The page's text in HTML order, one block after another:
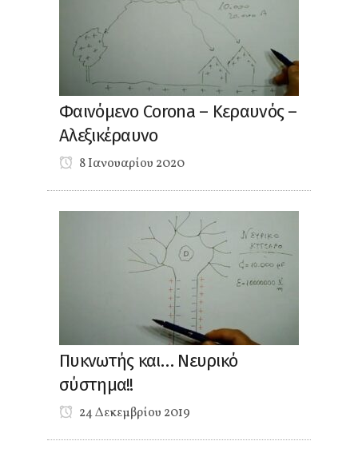
Φαινόμενο Corona – Κεραυνός –
Αλεξικέραυνο
8 Ιανουαρίου 2020
Πυκνωτής και… Νευρικό
σύστημα!!
24 Δεκεμβρίου 2019